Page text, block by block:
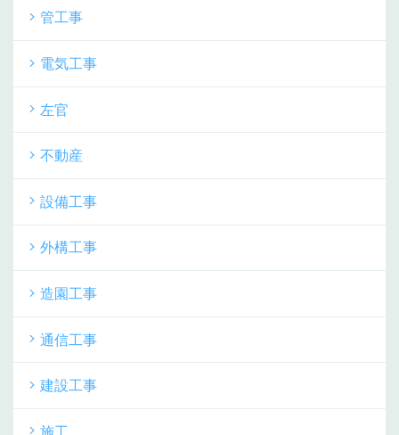
管工事
電気工事
左官
不動産
設備工事
外構工事
造園工事
通信工事
建設工事
施工